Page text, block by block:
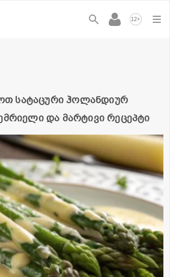
12+
სატაცური ჰოლანდიურ
და მარტივი რეცეპტი